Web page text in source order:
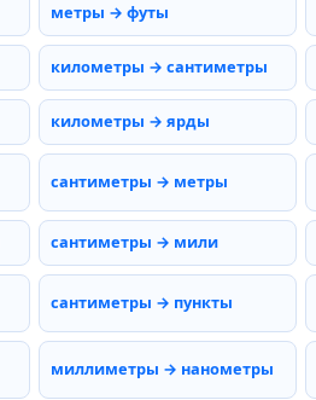
метры → футы
километры → сантиметры
километры → ярды
сантиметры → метры
сантиметры → мили
сантиметры → пункты
миллиметры → нанометры